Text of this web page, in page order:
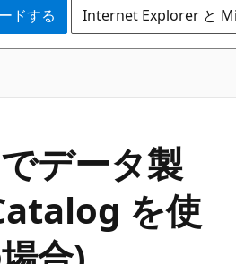
ドする Internet Explorer と
データ製
を使